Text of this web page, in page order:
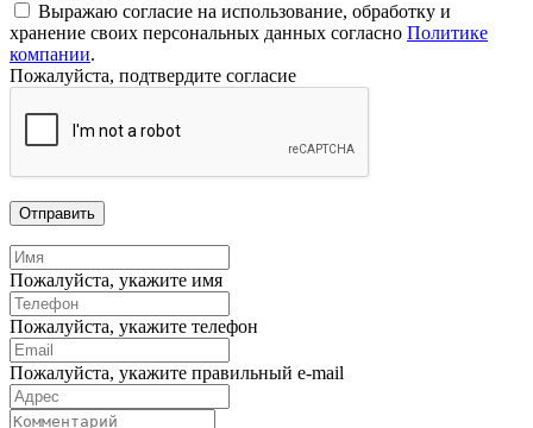
Выражаю согласие на использование, обработку и
хранение своих персональных данных согласно Политике
компании.
Пожалуйста, подтвердите согласие
Отправить
Пожалуйста, укажите имя
Пожалуйста, укажите телефон
Пожалуйста, укажите правильный e-mail